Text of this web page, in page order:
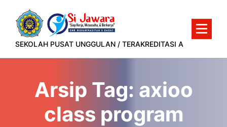
konten
SEKOLAH PUSAT UNGGULAN / TERAKREDITASI A
Arsip Tag: axioo
class program